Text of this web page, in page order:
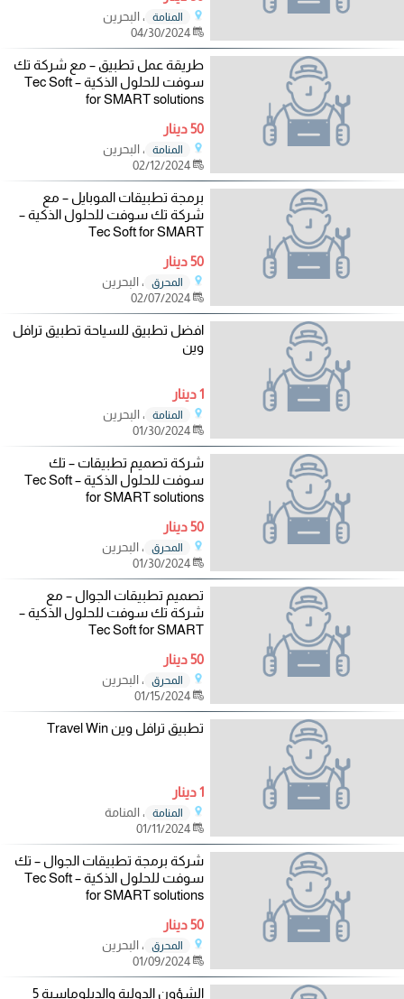
المنامة
، البحرين
04/30/2024
طريقة عمل تطبيق – مع شركة تك
سوفت للحلول الذكية – Tec Soft
for SMART solutions
50 دينار
المنامة
، البحرين
02/12/2024
برمجة تطبيقات الموبايل – مع
شركة تك سوفت للحلول الذكية –
Tec Soft for SMART
50 دينار
المحرق
، البحرين
02/07/2024
افضل تطبيق للسياحة تطبيق ترافل
وين
1 دينار
المنامة
، البحرين
01/30/2024
شركة تصميم تطبيقات – تك
سوفت للحلول الذكية – Tec Soft
for SMART solutions
50 دينار
المحرق
، البحرين
01/30/2024
تصميم تطبيقات الجوال – مع
شركة تك سوفت للحلول الذكية –
Tec Soft for SMART
50 دينار
المحرق
، البحرين
01/15/2024
تطبيق ترافل وين Travel Win
1 دينار
المنامة
، المنامة
01/11/2024
شركة برمجة تطبيقات الجوال – تك
سوفت للحلول الذكية – Tec Soft
for SMART solutions
50 دينار
المحرق
، البحرين
01/09/2024
الشؤون الدولية والدبلوماسية 5